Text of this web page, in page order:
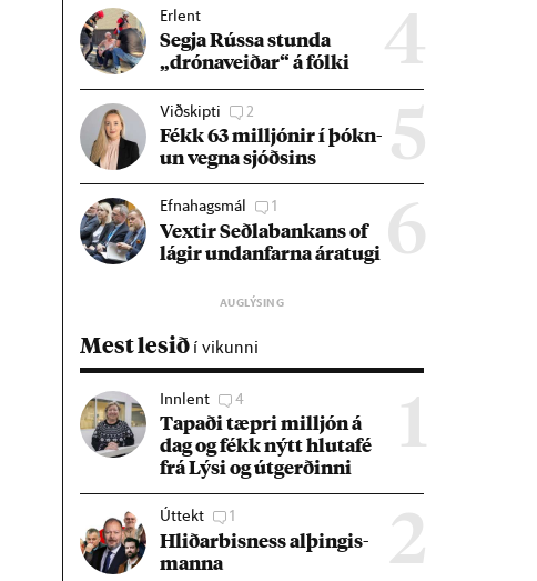
4
Erlent
Segja Rússa stunda
„dróna­veið­ar“ á fólki
5
Viðskipti 2
Fékk 63 millj­ón­ir í þókn­
un vegna sjóðs­ins
6
Efnahagsmál 1
Vext­ir Seðla­bank­ans of
lág­ir und­an­farna ára­tugi
Mest lesið í vikunni
1
Innlent 4
Tap­aði tæpri millj­ón á
dag og fékk nýtt hluta­fé
frá Lýsi og út­gerð­inni
2
Úttekt 1
Hlið­ar­bis­ness al­þing­is­
manna